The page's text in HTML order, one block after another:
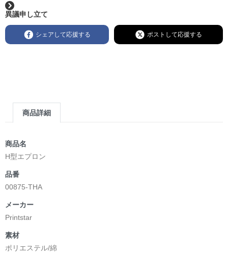
異議申し立て
シェアして応援する ポストして応援する
商品詳細
商品名
H型エプロン
品番
00875-THA
メーカー
Printstar
素材
ポリエステル/綿